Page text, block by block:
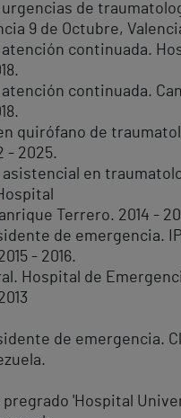
urgencias de
9 de Octubre,
atención continuada.
atención continuada.
quirófano de
- 2025.
asistencial en
Terrero. 2014 -
de emergencia.
- 2016.
Hospital de
de emergencia.
pregrado 'Hospital